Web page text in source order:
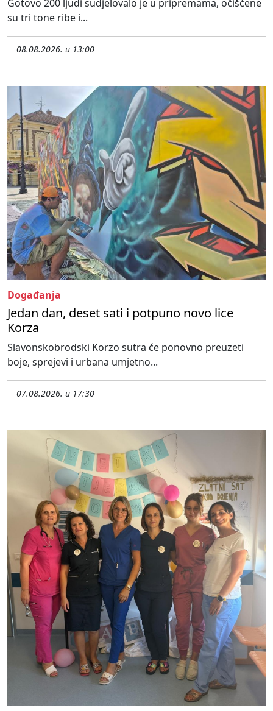
Gotovo 200 ljudi sudjelovalo je u pripremama, očišćene
su tri tone ribe i...
08.08.2026. u 13:00
Događanja
Jedan dan, deset sati i potpuno novo lice
Korza
Slavonskobrodski Korzo sutra će ponovno preuzeti
boje, sprejevi i urbana umjetno...
07.08.2026. u 17:30